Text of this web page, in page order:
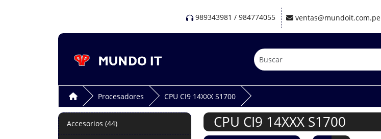
989343981 / 984774055 ventas@mundoit.com.pe
Procesadores CPU CI9 14XXX S1700
Accesorios (44) CPU CI9 14XXX S1700